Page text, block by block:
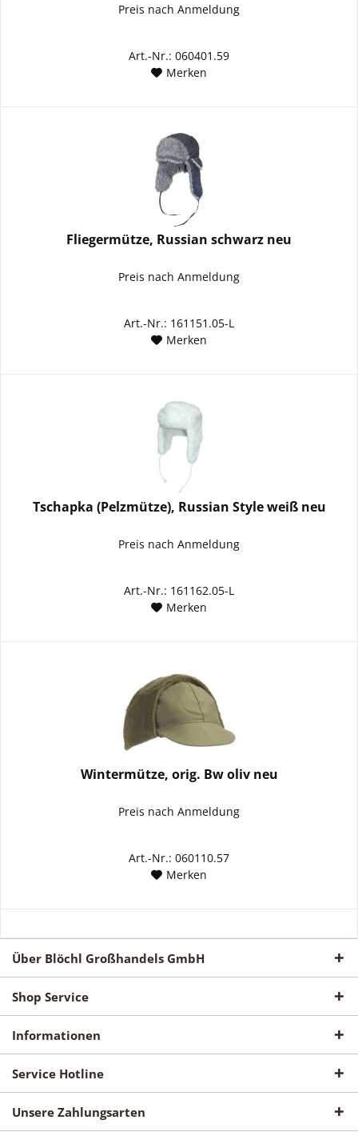
Preis nach Anmeldung
Art.-Nr.: 060401.59
Merken
Fliegermütze, Russian schwarz neu
Preis nach Anmeldung
Art.-Nr.: 161151.05-L
Merken
Tschapka (Pelzmütze), Russian Style weiß neu
Preis nach Anmeldung
Art.-Nr.: 161162.05-L
Merken
Wintermütze, orig. Bw oliv neu
Preis nach Anmeldung
Art.-Nr.: 060110.57
Merken
Über Blöchl Großhandels GmbH
Shop Service
Informationen
Service Hotline
Unsere Zahlungsarten